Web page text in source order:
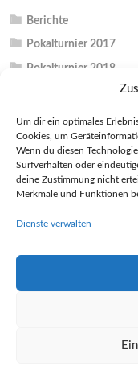
Um dir ein optimales
Cookies, um
Wenn du diesen
Surfverhalten oder
deine Zustimmung nicht
Merkmale und Funktionen
Dienste verwalten
Berichte
Pokalturnier 2017
Pokalturnier 2018
Pokalturnier 2022
Pokalturnier 2023
Pokalturnier 2024
Unkategorisiert
© 2026 BADMINTON